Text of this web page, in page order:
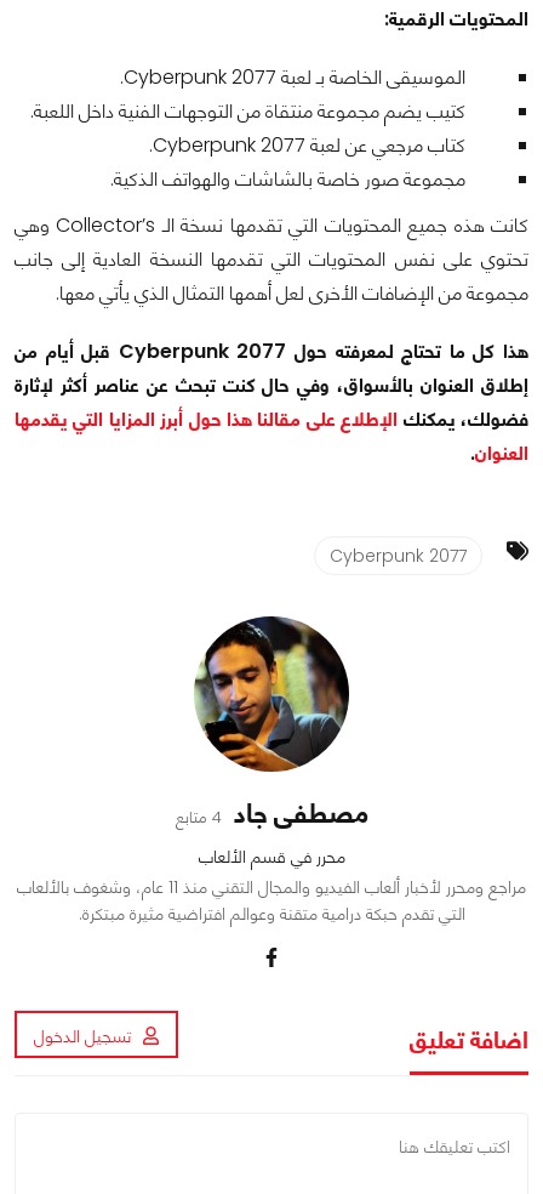
المحتويات الرقمية:
الموسيقى الخاصة بـ لعبة Cyberpunk 2077.
كتيب يضم مجموعة منتقاة من التوجهات الفنية داخل اللعبة.
كتاب مرجعي عن لعبة Cyberpunk 2077.
مجموعة صور خاصة بالشاشات والهواتف الذكية.
كانت هذه جميع المحتويات التي تقدمها نسخة الـ Collector’s وهي
تحتوي على نفس المحتويات التي تقدمها النسخة العادية إلى جانب
مجموعة من الإضافات الأخرى لعل أهمها التمثال الذي يأتي معها.
هذا كل ما تحتاج لمعرفته حول Cyberpunk 2077 قبل أيام من
إطلاق العنوان بالأسواق، وفي حال كنت تبحث عن عناصر أكثر لإثارة
فضولك، يمكنك الإطلاع على مقالنا هذا حول أبرز المزايا التي يقدمها
العنوان.
Cyberpunk 2077
مصطفى جاد 4 متابع
محرر في قسم الألعاب
مراجع ومحرر لأخبار ألعاب الفيديو والمجال التقني منذ 11 عام، وشغوف بالألعاب
التي تقدم حبكة درامية متقنة وعوالم افتراضية مثيرة مبتكرة.
اضافة تعليق تسجيل الدخول